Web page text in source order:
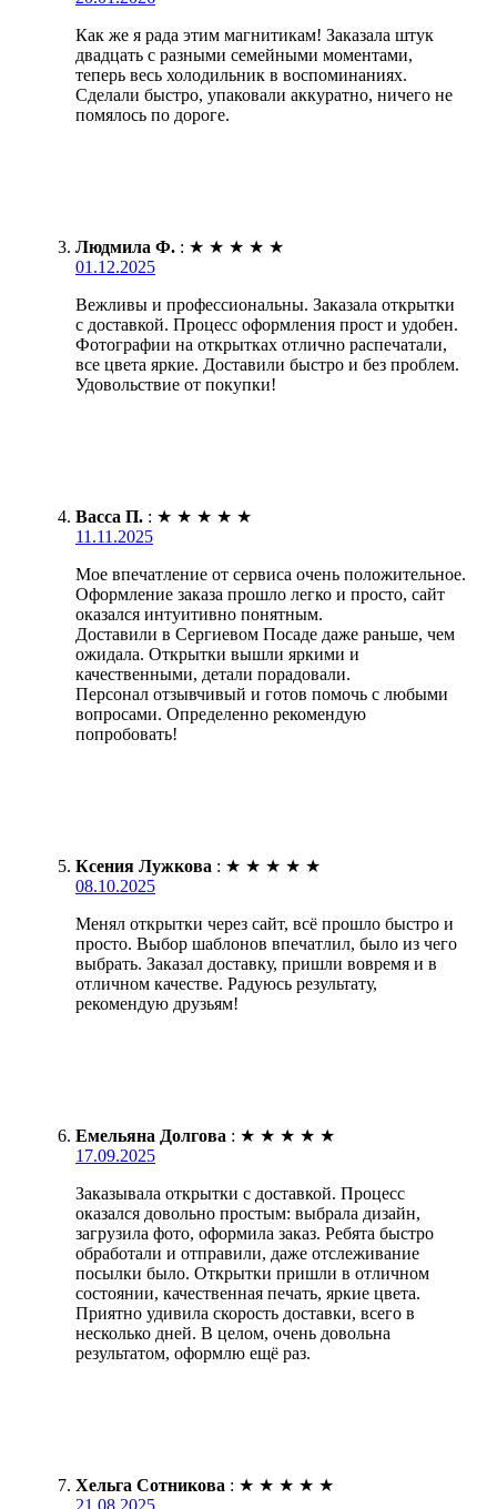
Как же я рада этим магнитикам! Заказала штук
двадцать с разными семейными моментами,
теперь весь холодильник в воспоминаниях.
Сделали быстро, упаковали аккуратно, ничего не
помялось по дороге.
Людмила Ф. : ★ ★ ★ ★ ★
01.12.2025
Вежливы и профессиональны. Заказала открытки
с доставкой. Процесс оформления прост и удобен.
Фотографии на открытках отлично распечатали,
все цвета яркие. Доставили быстро и без проблем.
Удовольствие от покупки!
Васса П. : ★ ★ ★ ★ ★
11.11.2025
Мое впечатление от сервиса очень положительное.
Оформление заказа прошло легко и просто, сайт
оказался интуитивно понятным.
Доставили в Сергиевом Посаде даже раньше, чем
ожидала. Открытки вышли яркими и
качественными, детали порадовали.
Персонал отзывчивый и готов помочь с любыми
вопросами. Определенно рекомендую
попробовать!
Ксения Лужкова : ★ ★ ★ ★ ★
08.10.2025
Менял открытки через сайт, всё прошло быстро и
просто. Выбор шаблонов впечатлил, было из чего
выбрать. Заказал доставку, пришли вовремя и в
отличном качестве. Радуюсь результату,
рекомендую друзьям!
Емельяна Долгова : ★ ★ ★ ★ ★
17.09.2025
Заказывала открытки с доставкой. Процесс
оказался довольно простым: выбрала дизайн,
загрузила фото, оформила заказ. Ребята быстро
обработали и отправили, даже отслеживание
посылки было. Открытки пришли в отличном
состоянии, качественная печать, яркие цвета.
Приятно удивила скорость доставки, всего в
несколько дней. В целом, очень довольна
результатом, оформлю ещё раз.
Хельга Сотникова : ★ ★ ★ ★ ★